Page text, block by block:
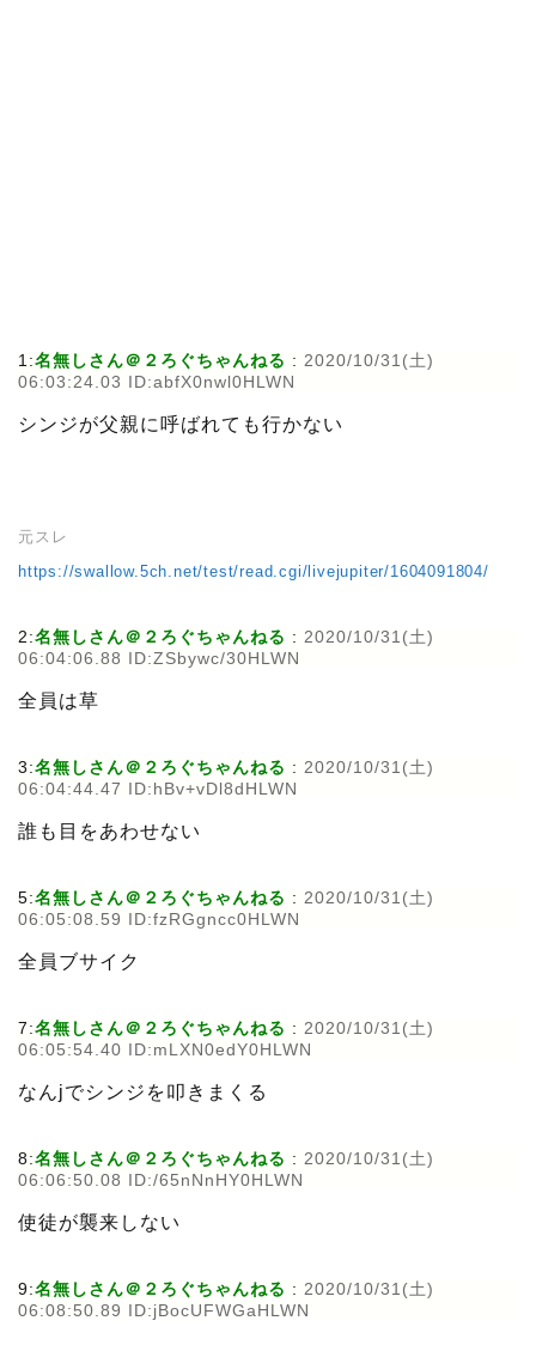
1:名無しさん＠２ろぐちゃんねる : 2020/10/31(土)
06:03:24.03 ID:abfX0nwl0HLWN
シンジが父親に呼ばれても行かない
元スレ
https://swallow.5ch.net/test/read.cgi/livejupiter/1604091804/
2:名無しさん＠２ろぐちゃんねる : 2020/10/31(土)
06:04:06.88 ID:ZSbywc/30HLWN
全員は草
3:名無しさん＠２ろぐちゃんねる : 2020/10/31(土)
06:04:44.47 ID:hBv+vDl8dHLWN
誰も目をあわせない
5:名無しさん＠２ろぐちゃんねる : 2020/10/31(土)
06:05:08.59 ID:fzRGgncc0HLWN
全員ブサイク
7:名無しさん＠２ろぐちゃんねる : 2020/10/31(土)
06:05:54.40 ID:mLXN0edY0HLWN
なんjでシンジを叩きまくる
8:名無しさん＠２ろぐちゃんねる : 2020/10/31(土)
06:06:50.08 ID:/65nNnHY0HLWN
使徒が襲来しない
9:名無しさん＠２ろぐちゃんねる : 2020/10/31(土)
06:08:50.89 ID:jBocUFWGaHLWN